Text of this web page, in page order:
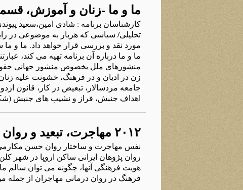
ما و ما -زنان و آموزش،
کارشناسان برنامه‌ : شادی امین،سعید
تحلیلی/ سیاسی که‌ هربار به‌ موضوعی در
مورد نقد و بررسی قرار خواهد داد. ما و
ما و ما درباره‌ آن برنامه‌ تهیه‌ می کند،
منشورهای ملل بخصوص منشور جهانی حقوق
زن در ادیان و در فرهنگ، خشونت علیه‌
جامعه‌ مردسالار، تبعیض در کار، قانون
اهداف جنبش، فراز و نشیب های جنبش
۲۰۱۲ مهاجرت، تبعيد و روان ما : همایش کلن سال
نفس مهاجرت و ساختار روان حسن
روان پژوهان ايرانی ساکن اروپا در شهر
هويت فرهنگی آنها، چگونه می توان سالم
فرهنگ در روان درمانی مهاجران از جمله